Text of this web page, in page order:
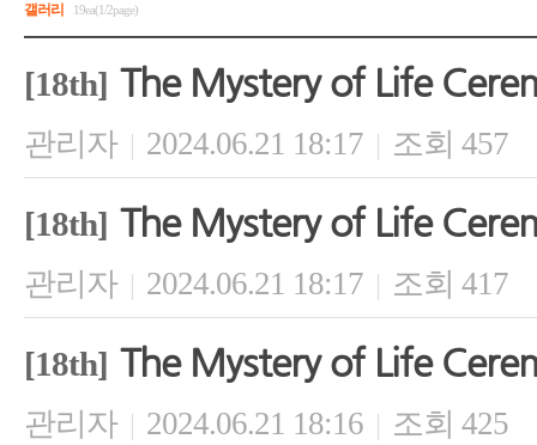
갤러리 19ea(1/2page)
[18th] The Mystery of Life
관리자 | 2024.06.21 18:17 | 조회 457
[18th] The Mystery of Life
관리자 | 2024.06.21 18:17 | 조회 417
[18th] The Mystery of Life
관리자 | 2024.06.21 18:16 | 조회 425